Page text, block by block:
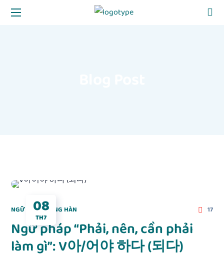
08
TH7
NGỮ PHÁP TIẾNG HÀN 17
Ngữ pháp “Phải, nên, cần phải
làm gì”: V아/어야 하다 (되다)